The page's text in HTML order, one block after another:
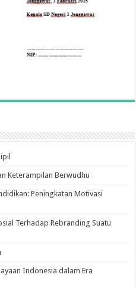
Keterampilan Berwudhu
Peningkatan Motivasi
Terhadap Rebranding Suatu
Indonesia dalam Era